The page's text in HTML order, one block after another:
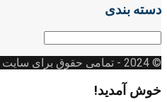
دسته بندی
© 2024
- تمامی حقوق برای سایت
خوش آمدید!